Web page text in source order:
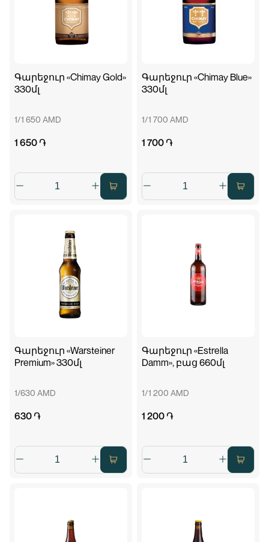
Գարեջուր «Chimay Gold»
330մլ
1/1 650 AMD
1 650 ֏
Գարեջուր «Chimay Blue»
330մլ
1/1 700 AMD
1 700 ֏
Գարեջուր «Warsteiner
Premium» 330մլ
1/630 AMD
630 ֏
Գարեջուր «Estrella
Damm», բաց 660մլ
1/1 200 AMD
1 200 ֏